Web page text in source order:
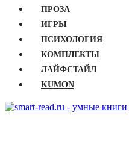
ПРОЗА
ИГРЫ
ПСИХОЛОГИЯ
КОМПЛЕКТЫ
ЛАЙФСТАЙЛ
KUMON